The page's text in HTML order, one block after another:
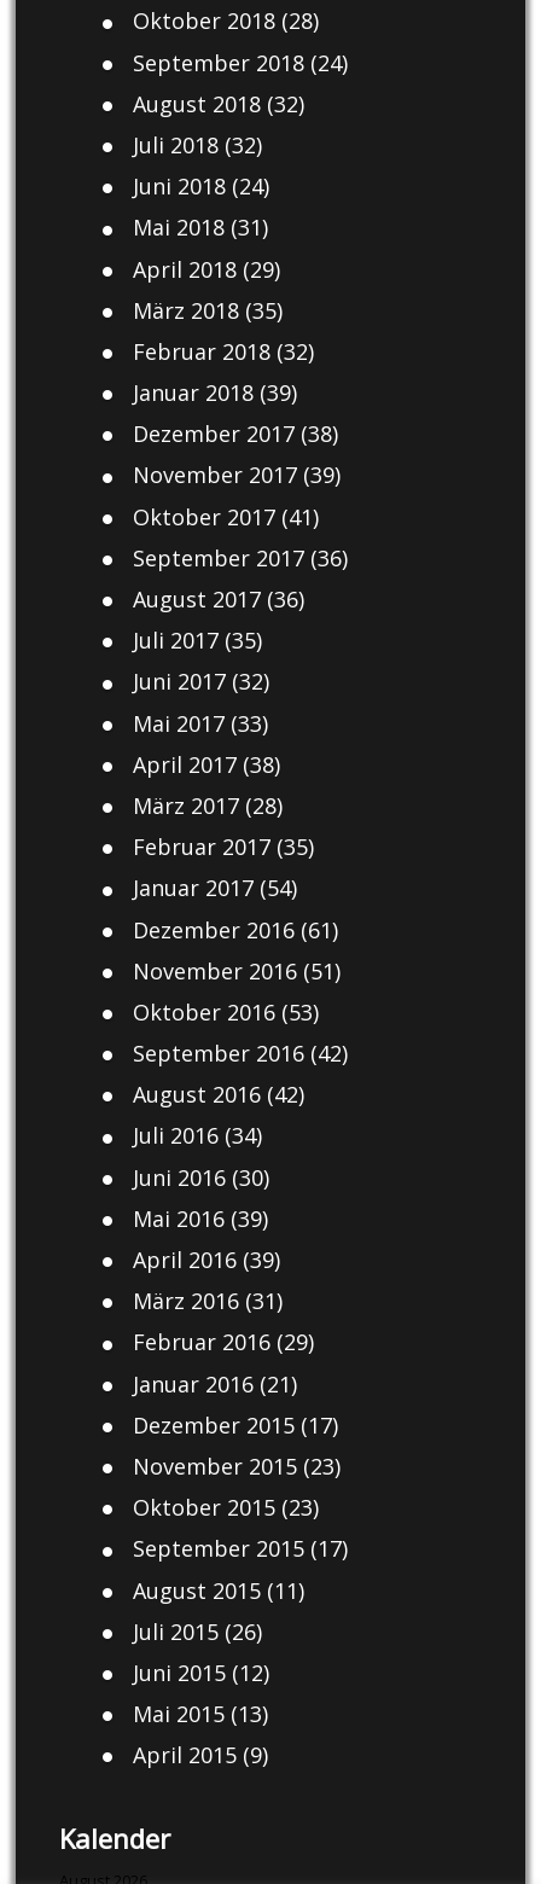
Oktober 2018(28)
September 2018(24)
August 2018(32)
Juli 2018(32)
Juni 2018(24)
Mai 2018(31)
April 2018(29)
März 2018(35)
Februar 2018(32)
Januar 2018(39)
Dezember 2017(38)
November 2017(39)
Oktober 2017(41)
September 2017(36)
August 2017(36)
Juli 2017(35)
Juni 2017(32)
Mai 2017(33)
April 2017(38)
März 2017(28)
Februar 2017(35)
Januar 2017(54)
Dezember 2016(61)
November 2016(51)
Oktober 2016(53)
September 2016(42)
August 2016(42)
Juli 2016(34)
Juni 2016(30)
Mai 2016(39)
April 2016(39)
März 2016(31)
Februar 2016(29)
Januar 2016(21)
Dezember 2015(17)
November 2015(23)
Oktober 2015(23)
September 2015(17)
August 2015(11)
Juli 2015(26)
Juni 2015(12)
Mai 2015(13)
April 2015(9)
Kalender